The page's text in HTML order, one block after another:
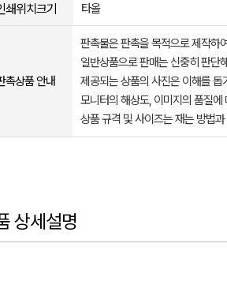
쇄위치크기 타올
촉상품 안내
판촉물은 판촉을 목적으로 제작하
일반상품으로 판매는 신중히 판단
제공되는 상품의 사진은 이해를
모니터의 해상도, 이미지의 품질
상품 규격 및 사이즈는 재는 방법
상세설명